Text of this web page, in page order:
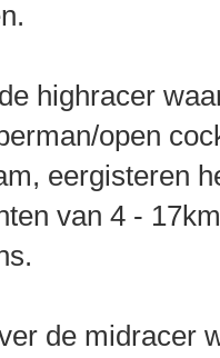
highracer
open
eergisteren
van 4 -
de midracer